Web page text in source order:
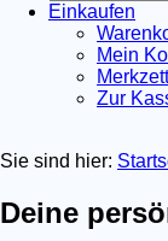
Einkaufen
Mein
Zur
Sie sind hier:
Deine